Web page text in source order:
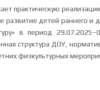
практическую
развитие детей раннего и
в период
структура ДОУ,
физкультурных